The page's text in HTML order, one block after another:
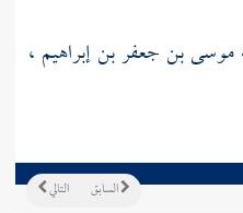
موسى بن جعفر بن إبراهيم ،
التالي السابق